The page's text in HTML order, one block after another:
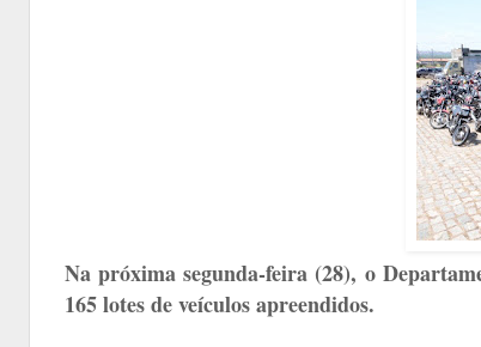
Na próxima segunda-feira (28), o
165 lotes de veículos apreendidos.